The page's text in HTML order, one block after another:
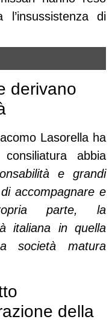
di
derivano
Lasorella ha
abbia
e grandi
accompagnare e
parte, la
italiana in quella
società matura
della